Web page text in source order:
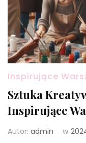
Inspirujące
Sztuka
Inspirujące
Autor: admin w